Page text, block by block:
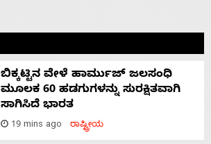
ಬಿಕ್ಕಟ್ಟಿನ ವೇಳೆ ಹಾರ್ಮುಜ್ ಜಲಸಂಧಿ
ಮೂಲಕ 60 ಹಡಗುಗಳನ್ನು ಸುರಕ್ಷಿತವಾಗಿ
ಸಾಗಿಸಿದೆ ಭಾರತ
19 mins ago ರಾಷ್ಟ್ರೀಯ